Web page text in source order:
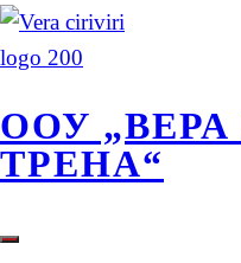
ООУ
ТРЕНА“